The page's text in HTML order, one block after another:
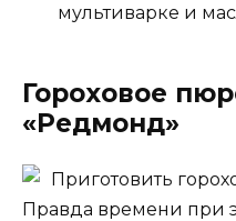
мультиварке и
Гороховое
«Редмонд»
Приготовить
Правда времени при